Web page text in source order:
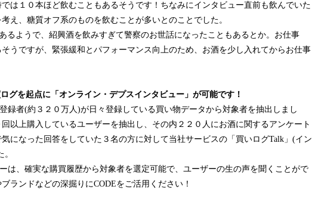
は１０本ほど飲むこともあるそうです！ちなみにインタビュー直前も飲んでいた
え、糖質オフ系のものを飲むことが多いとのことでした。
るようで、紹興酒を飲みすぎて警察のお世話になったこともあるとか。お仕事
うですが、緊張緩和とパフォーマンス向上のため、お酒を少し入れてからお仕事
グを起点に「オンライン・デプスインタビュー」が可能です！
録者(約３２０万人)が日々登録している買い物データから対象者を抽出しまし
以上購入しているユーザーを抽出し、その内２２０人にお酒に関するアンケート
になった回答をしていた３名の方に対して当社サービスの「買いログTalk」(イン
は、確実な購買履歴から対象者を選定可能で、ユーザーの生の声を聞くことがで
ランドなどの深掘りにCODEをご活用ください！